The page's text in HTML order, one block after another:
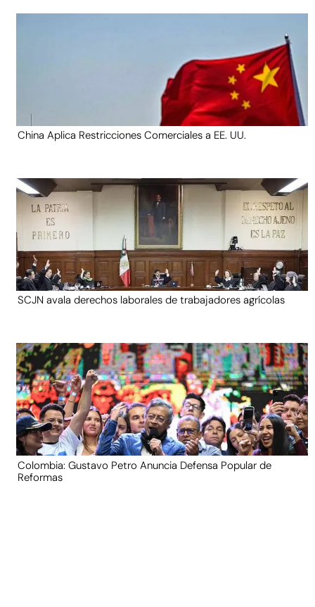
China Aplica Restricciones Comerciales a EE. UU.
SCJN avala derechos laborales de trabajadores agrícolas
Colombia: Gustavo Petro Anuncia Defensa Popular de
Reformas